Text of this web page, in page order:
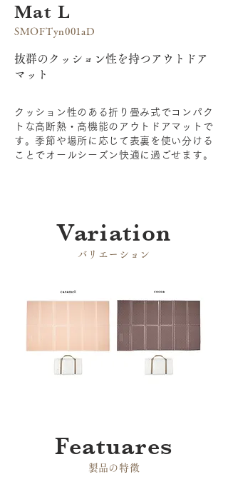
Mat L
SMOFTyn001aD
抜群のクッション性を持つアウトドア
マット
クッション性のある折り畳み式でコンパク
トな高断熱・高機能のアウトドアマットで
す。季節や場所に応じて表裏を使い分ける
ことでオールシーズン快適に過ごせます。
​Variation
​バリエーション
Featuares
​製品の特徴